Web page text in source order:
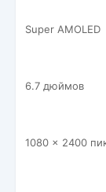
Super AMOLED
6.7 дюймов
1080 x 2400